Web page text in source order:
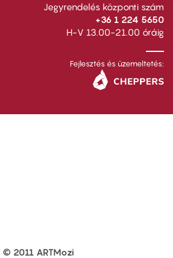
Jegyrendelés központi szám
+36 1 224 5650
H-V 13.00-21.00 óráig
Fejlesztés és üzemeltetés:
© 2011 ARTMozi